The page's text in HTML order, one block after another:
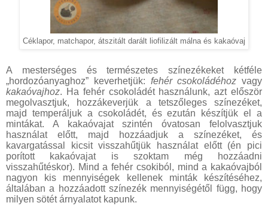
Céklapor, matchapor, átszitált darált liofilizált málna és kakaóvaj
A mesterséges és természetes színezékeket kétféle
„hordozóanyaghoz” keverhetjük: fehér csokoládéhoz vagy
kakaóvajhoz. Ha fehér csokoládét használunk, azt először
megolvasztjuk, hozzákeverjük a tetszőleges színezéket,
majd temperáljuk a csokoládét, és ezután készítjük el a
mintákat. A kakaóvajat szintén óvatosan felolvasztjuk
használat előtt, majd hozzáadjuk a színezéket, és
kavargatással kicsit visszahűtjük használat előtt (én pici
porított kakaóvajat is szoktam még hozzáadni
visszahűtéskor). Mind a fehér csokiból, mind a kakaóvajból
nagyon kis mennyiségek kellenek minták készítéséhez,
általában a hozzáadott színezék mennyiségétől függ, hogy
milyen sötét árnyalatot kapunk.